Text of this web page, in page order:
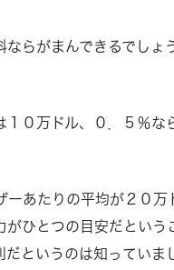
らがまんできるでしょ
０万ドル、０．５％な
あたりの平均が２０万
がひとつの目安だとい
だというのは知ってい